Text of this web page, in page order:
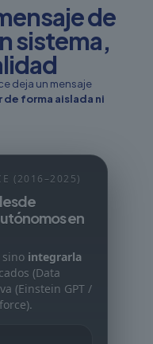
de
sistema,
deja un mensaje
de forma aislada ni
(2016–2025)
en
sino integrarla
(Data
(Einstein GPT /